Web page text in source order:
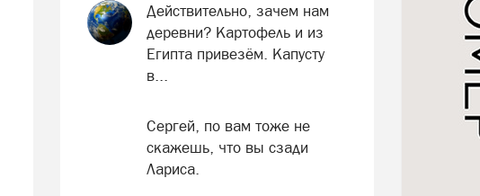
Действительно, зачем нам
деревни? Картофель и из
Египта привезём. Капусту
в...
Сергей, по вам тоже не
скажешь, что вы сзади
Лариса.